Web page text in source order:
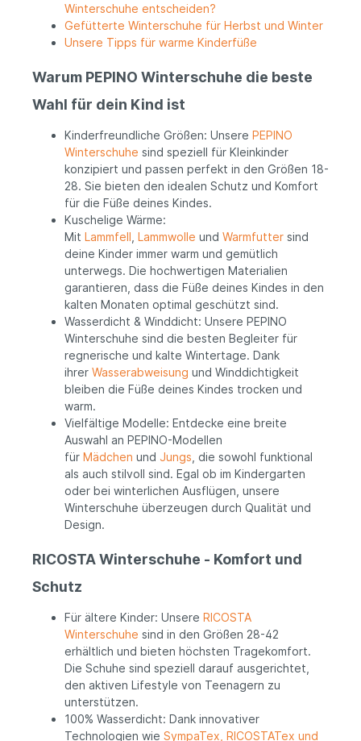
Winterschuhe entscheiden?
Gefütterte Winterschuhe für Herbst und Winter
Unsere Tipps für warme Kinderfüße
Warum PEPINO Winterschuhe die beste
Wahl für dein Kind ist
Kinderfreundliche Größen: Unsere PEPINO
Winterschuhe sind speziell für Kleinkinder
konzipiert und passen perfekt in den Größen 18-
28. Sie bieten den idealen Schutz und Komfort
für die Füße deines Kindes.
Kuschelige Wärme:
Mit Lammfell Lammwolle und Warmfutter sind
deine Kinder immer warm und gemütlich
unterwegs. Die hochwertigen Materialien
garantieren, dass die Füße deines Kindes in den
kalten Monaten optimal geschützt sind.
Wasserdicht & Winddicht: Unsere PEPINO
Winterschuhe sind die besten Begleiter für
regnerische und kalte Wintertage. Dank
ihrer Wasserabweisung und Winddichtigkeit
bleiben die Füße deines Kindes trocken und
warm.
Vielfältige Modelle: Entdecke eine breite
Auswahl an PEPINO-Modellen
für Mädchen und Jungs , die sowohl funktional
als auch stilvoll sind. Egal ob im Kindergarten
oder bei winterlichen Ausflügen, unsere
Winterschuhe überzeugen durch Qualität und
Design.
RICOSTA Winterschuhe - Komfort und
Schutz
Für ältere Kinder: Unsere RICOSTA
Winterschuhe sind in den Größen 28-42
erhältlich und bieten höchsten Tragekomfort.
Die Schuhe sind speziell darauf ausgerichtet,
den aktiven Lifestyle von Teenagern zu
unterstützen.
100% Wasserdicht: Dank innovativer
Technologien wie SympaTex, RICOSTATex und